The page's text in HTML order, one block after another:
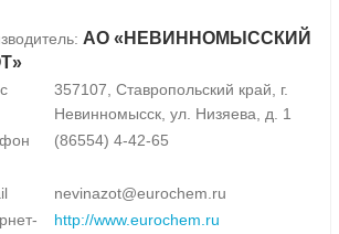
АО «НЕВИННОМЫССКИЙ
357107, Ставропольский край, г.
Невинномысск, ул. Низяева, д. 1
(86554) 4-42-65
nevinazot@eurochem.ru
http://www.eurochem.ru